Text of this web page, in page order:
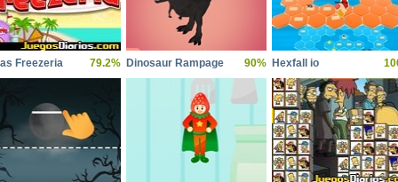
Freezeria 79.2% Dinosaur Rampage 90% Hexfall io